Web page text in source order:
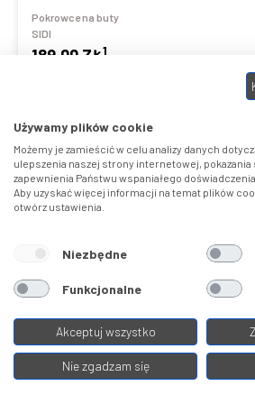
Pokrowce na buty
SIDI
189,00 ZŁ1
RAIN COVER
Używamy plików cookie
Możemy je zamieścić w celu analizy danych
ulepszenia naszej strony internetowej,
zapewnienia Państwu wspaniałego
Aby uzyskać więcej informacji na temat plików
otwórz ustawienia.
Niezbędne
Funkcjonalne
Akceptuj wszystko
Nie zgadzam się